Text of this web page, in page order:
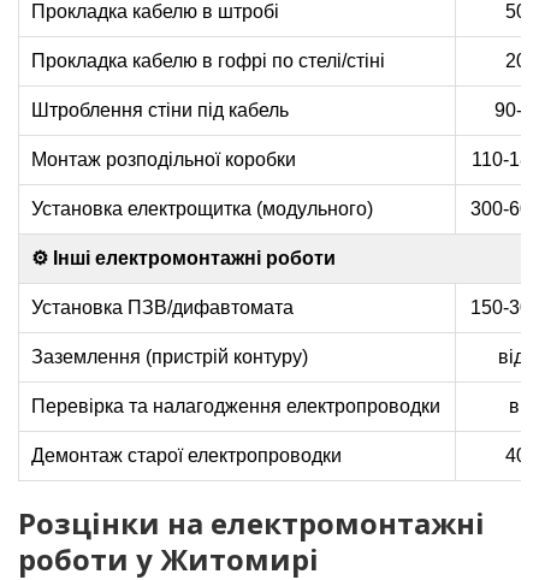
Прокладка кабелю в штробі 50-
Прокладка кабелю в гофрі по стелі/стіні 20-
Штроблення стіни під кабель 90-
Монтаж розподільної коробки 110-
Установка електрощитка (модульного) 300-
⚙️ Інші електромонтажні роботи
Установка ПЗВ/дифавтомата 150-
Заземлення (пристрій контуру) від
Перевірка та налагодження електропроводки
Демонтаж старої електропроводки 40-
Розцінки на електромонтажні
роботи у Житомирі